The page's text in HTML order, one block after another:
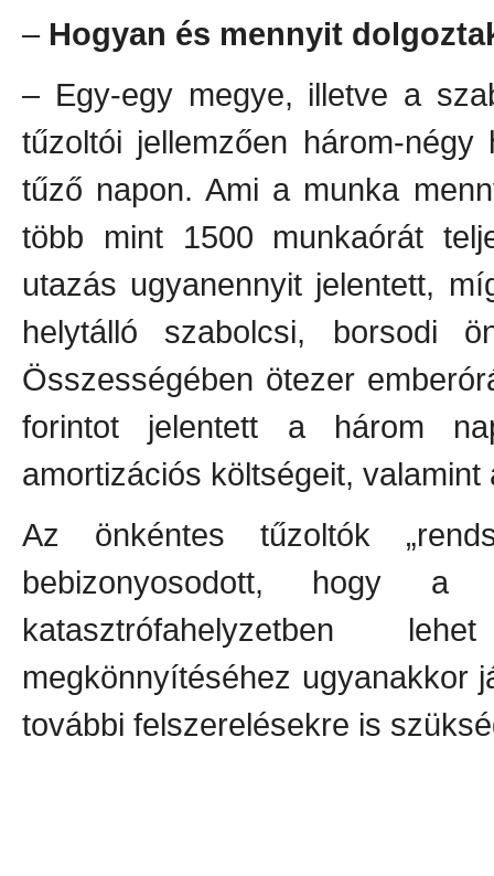
– Hogyan és mennyit
– Egy-egy megye, illetve a
tűzoltói jellemzően három-
tűző napon. Ami a munka
több mint 1500 munkaórát
utazás ugyanennyit jelentett,
helytálló szabolcsi, borsodi
Összességében ötezer
forintot jelentett a három
amortizációs költségeit,
Az önkéntes tűzoltók
bebizonyosodott, hogy
katasztrófahelyzetben
megkönnyítéséhez ugyanakkor
további felszerelésekre is